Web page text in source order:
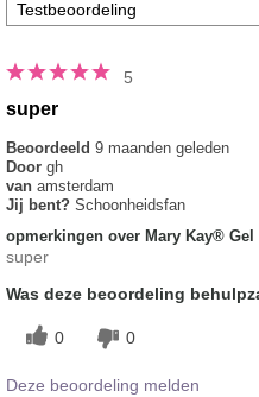
5
super
Beoordeeld 9 maanden geleden
Door gh
van amsterdam
Jij bent? Schoonheidsfan
opmerkingen over Mary Kay®
super
Was deze beoordeling
0 0
Deze beoordeling melden